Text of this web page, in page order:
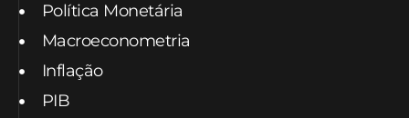
Política Monetária
Macroeconometria
Inflação
PIB